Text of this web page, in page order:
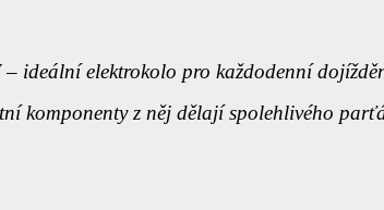
– ideální elektrokolo pro každodenní
komponenty z něj dělají spolehlivého